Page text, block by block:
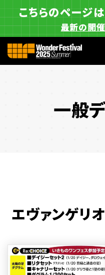
こちらのページ
最新の開
一般
エヴァンゲリ